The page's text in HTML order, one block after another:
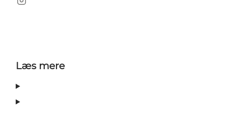
Instagram
Læs mere